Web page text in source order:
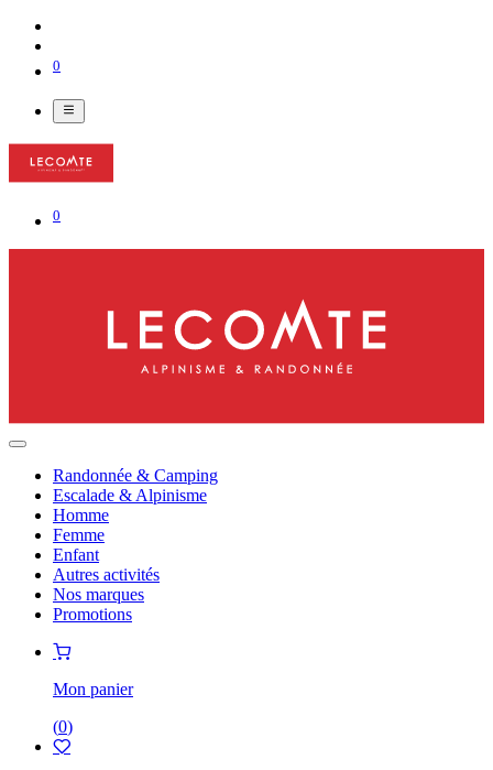
0
0
Randonnée & Camping
Escalade & Alpinisme
Homme
Femme
Enfant
Autres activités
Nos marques
Promotions
Mon panier
(0)